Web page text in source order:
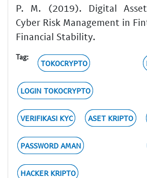
P. M. (2019). Digital
Cyber Risk Management in
Financial Stability.
Tag:
TOKOCRYPTO
LOGIN TOKOCRYPTO
VERIFIKASI KYC ASET KRIPTO
PASSWORD AMAN
HACKER KRIPTO